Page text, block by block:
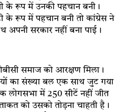
के रूप में उनकी पहचान बनी।
के रूप में पहचान बनी तो कांग्रेस ने
अपनी सरकार नहीं बना पाई।
समाज को आरक्षण मिला।
का संख्या बल एक साथ जुट गया
में 250 सीटें नहीं जीत
को उसको तोड़ना चाहती है।